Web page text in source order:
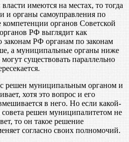
имеются на местах, то тогда
и органы самоуправления по
органов Советской
РФ выглядит как
законам РФ органам по законам
а муниципальные органы ниже
существовать параллельно
решен муниципальным органом и
хотя это вопрос и его
в него. Но если какой-
решен муниципалитетом не
то он такое решение
согласно своих полномочий.